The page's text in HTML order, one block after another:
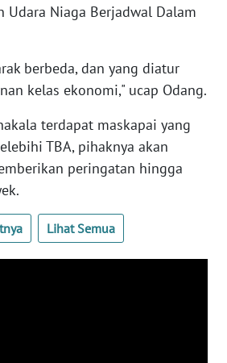
Udara Niaga Berjadwal Dalam
berbeda, dan yang diatur
kelas ekonomi," ucap Odang.
terdapat maskapai yang
TBA, pihaknya akan
peringatan hingga
Lihat Semua